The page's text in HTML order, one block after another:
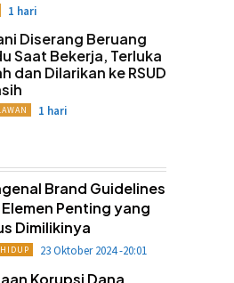
1 hari
Diserang Beruang
Saat Bekerja, Terluka
dan Dilarikan ke RSUD
1 hari
Brand Guidelines
Penting yang
Dimilikinya
23 Oktober 2024 -20:01
Korupsi Dana